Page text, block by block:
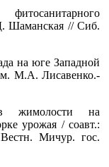
Шаманская // Сиб.
на юге Западной
М.А. Лисавенко.-
жимолости на
урожая / соавт.:
Мичур. гос.